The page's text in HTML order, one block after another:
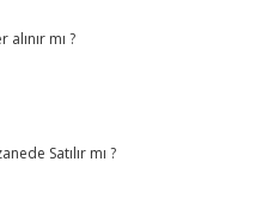
mı ?
Satılır mı ?